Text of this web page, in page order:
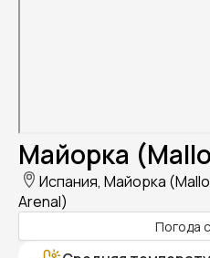
Майорка
Испания, Майорка
Arenal)
Погода